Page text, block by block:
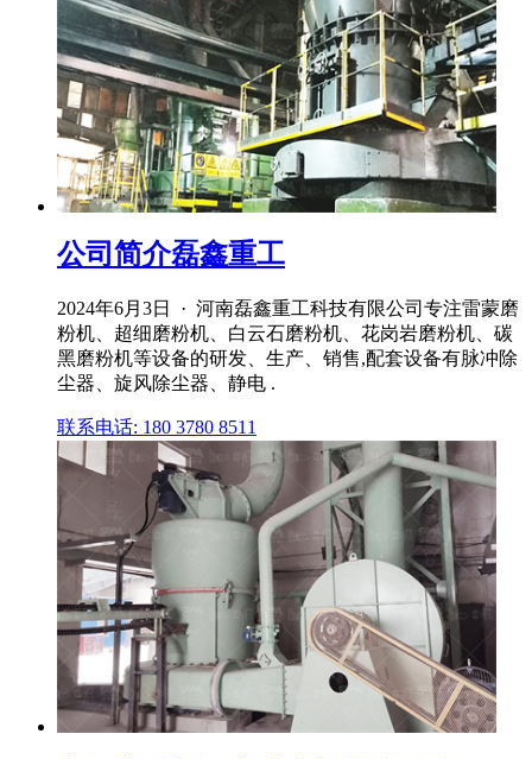
公司简介磊鑫重工
2024年6月3日 · 河南磊鑫重工科技有限公司专注雷蒙磨
粉机、超细磨粉机、白云石磨粉机、花岗岩磨粉机、碳
黑磨粉机等设备的研发、生产、销售,配套设备有脉冲除
尘器、旋风除尘器、静电 .
联系电话: 180 3780 8511